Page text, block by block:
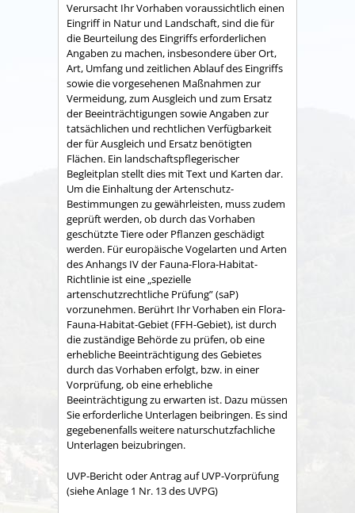
Verursacht Ihr Vorhaben voraussichtlich einen
Eingriff in Natur und Landschaft, sind die für
die Beurteilung des Eingriffs erforderlichen
Angaben zu machen, insbesondere über Ort,
Art, Umfang und zeitlichen Ablauf des Eingriffs
sowie die vorgesehenen Maßnahmen zur
Vermeidung, zum Ausgleich und zum Ersatz
der Beeinträchtigungen sowie Angaben zur
tatsächlichen und rechtlichen Verfügbarkeit
der für Ausgleich und Ersatz benötigten
Flächen. Ein landschaftspflegerischer
Begleitplan stellt dies mit Text und Karten dar.
Um die Einhaltung der Artenschutz-
Bestimmungen zu gewährleisten, muss zudem
geprüft werden, ob durch das Vorhaben
geschützte Tiere oder Pflanzen geschädigt
werden. Für europäische Vogelarten und Arten
des Anhangs IV der Fauna-Flora-Habitat-
Richtlinie ist eine „spezielle
artenschutzrechtliche Prüfung” (saP)
vorzunehmen. Berührt Ihr Vorhaben ein Flora-
Fauna-Habitat-Gebiet (FFH-Gebiet), ist durch
die zuständige Behörde zu prüfen, ob eine
erhebliche Beeinträchtigung des Gebietes
durch das Vorhaben erfolgt, bzw. in einer
Vorprüfung, ob eine erhebliche
Beeinträchtigung zu erwarten ist. Dazu müssen
Sie erforderliche Unterlagen beibringen. Es sind
gegebenenfalls weitere naturschutzfachliche
Unterlagen beizubringen.
UVP-Bericht oder Antrag auf UVP-Vorprüfung
(siehe Anlage 1 Nr. 13 des UVPG)